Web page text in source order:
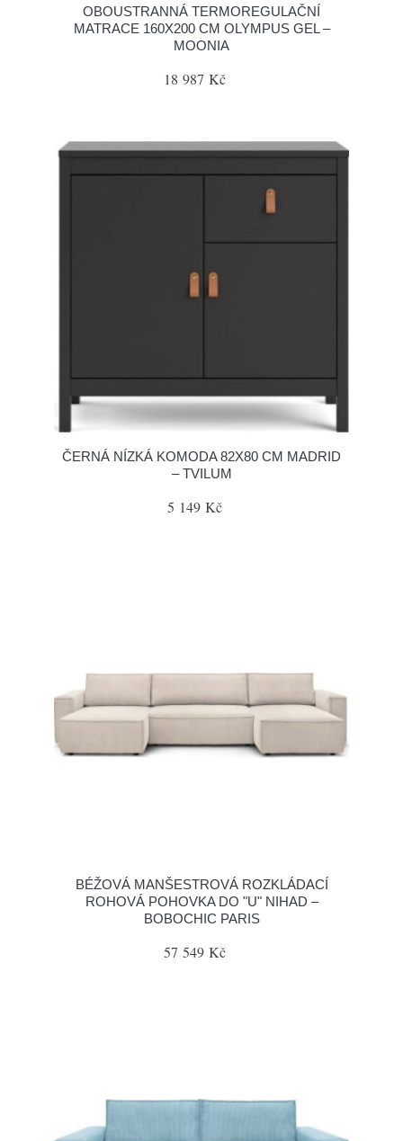
OBOUSTRANNÁ TERMOREGULAČNÍ
MATRACE 160X200 CM OLYMPUS GEL –
MOONIA
18 987 Kč
ČERNÁ NÍZKÁ KOMODA 82X80 CM MADRID
– TVILUM
5 149 Kč
BÉŽOVÁ MANŠESTROVÁ ROZKLÁDACÍ
ROHOVÁ POHOVKA DO "U" NIHAD –
BOBOCHIC PARIS
57 549 Kč